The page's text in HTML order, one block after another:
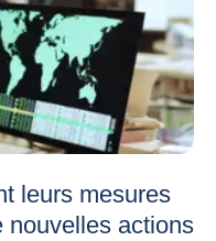
leurs mesures
nouvelles actions